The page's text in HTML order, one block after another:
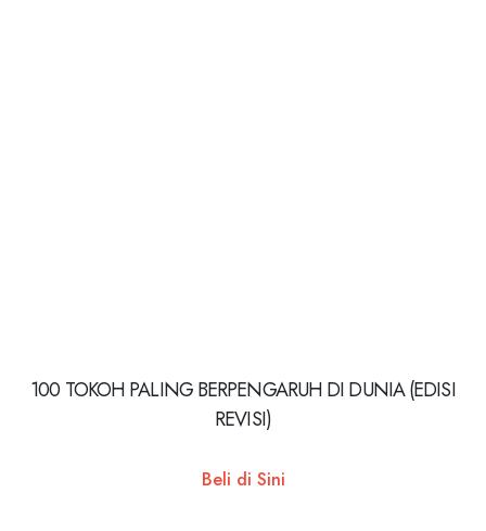
100 TOKOH PALING BERPENGARUH DI DUNIA (EDISI
REVISI)
Beli di Sini